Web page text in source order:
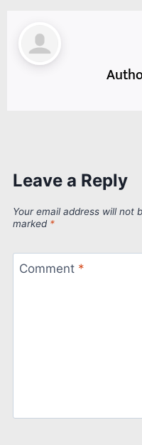
Leave a Reply
Your email address will not
marked *
Comment *